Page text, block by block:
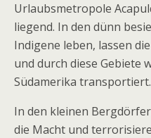
Urlaubsmetropole
liegend. In den dünn
Indigene leben, lassen
und durch diese Gebiete
Südamerika transportiert.
In den kleinen
die Macht und